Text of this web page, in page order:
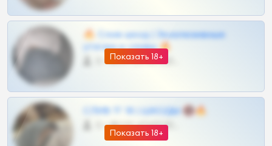
Показать 18+
🔥 Слив шкод | Эксклюзивные
утечки и сливы 🔥
0 •
Показать 18+
СЛИВ ТГ 18 | ШКОДЫ 🔞🔥
0 •